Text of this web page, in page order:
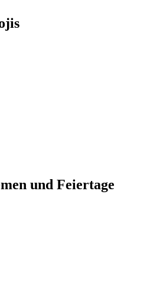
und Feiertage